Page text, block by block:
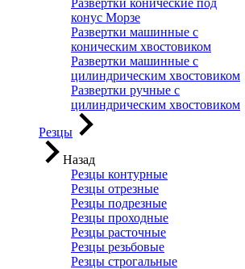
Развертки конические под
конус Морзе
Развертки машинные с
коническим хвостовиком
Развертки машинные с
цилиндрическим хвостовиком
Развертки ручные с
цилиндрическим хвостовиком
Резцы
Назад
Резцы контурные
Резцы отрезные
Резцы подрезные
Резцы проходные
Резцы расточные
Резцы резьбовые
Резцы строгальные